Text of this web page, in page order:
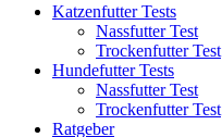
Katzenfutter Tests
Nassfutter Test
Trockenfutter Test
Hundefutter Tests
Nassfutter Test
Trockenfutter Test
Ratgeber